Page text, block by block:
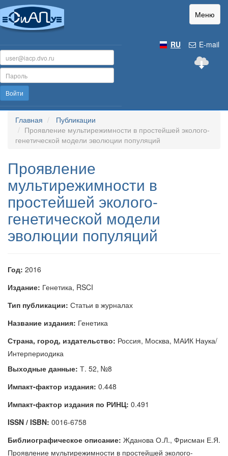
Меню
E-mail
RU
Войти
Главная
Публикации
Проявление мультирежимности в простейшей эколого-
генетической модели эволюции популяций
Проявление
мультирежимности в
простейшей эколого-
генетической модели
эволюции популяций
Год: 2016
Издание: Генетика, RSCI
Тип публикации: Статьи в журналах
Название издания: Генетика
Страна, город, издательство: Россия, Москва, МАИК Наука/
Интерпериодика
Выходные данные: Т. 52, №8
Импакт-фактор издания: 0.448
Импакт-фактор издания по РИНЦ: 0.491
ISSN / ISBN: 0016-6758
Библиографическое описание: Жданова О.Л., Фрисман Е.Я.
Проявление мультирежимности в простейшей эколого-